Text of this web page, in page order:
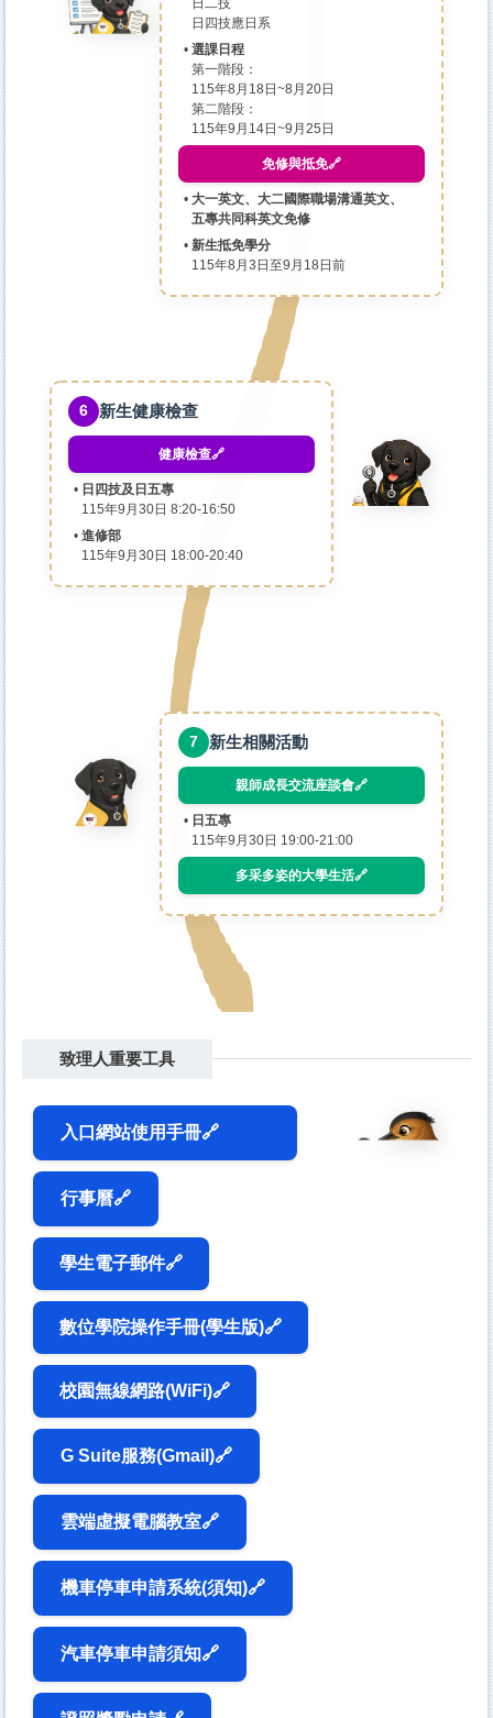
日四技應日系
選課日程
第一階段：
115年8月18日~8月20日
第二階段：
115年9月14日~9月25日
免修與抵免🔗
大一英文、大二國際職場溝通英文、
五專共同科英文免修
新生抵免學分
115年8月3日至9月18日前
6 新生健康檢查
健康檢查🔗
日四技及日五專
115年9月30日 8:20-16:50
進修部
115年9月30日 18:00-20:40
7 新生相關活動
親師成長交流座談會🔗
日五專
115年9月30日 19:00-21:00
多采多姿的大學生活🔗
致理人重要工具
入口網站使用手冊🔗
行事曆🔗
學生電子郵件🔗
數位學院操作手冊(學生版)🔗
校園無線網路(WiFi)🔗
G Suite服務(Gmail)🔗
雲端虛擬電腦教室🔗
機車停車申請系統(須知)🔗
汽車停車申請須知🔗